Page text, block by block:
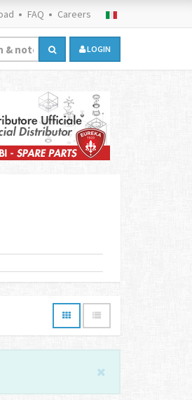
FAQ Careers
LOGIN